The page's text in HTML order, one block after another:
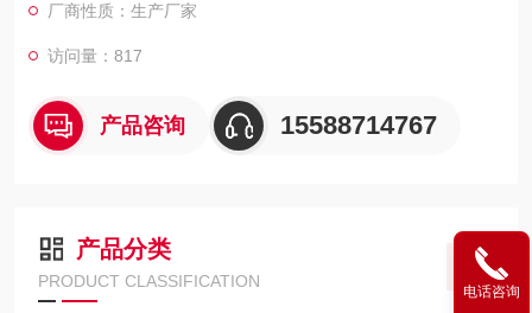
厂商性质：生产厂家
访问量：817
产品咨询 15588714767
产品分类
PRODUCT CLASSIFICATION
电话咨询